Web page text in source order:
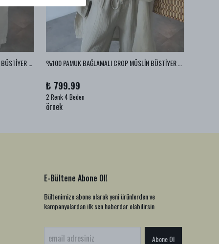
₺ 799.99
2 Renk 4 Beden
örnek
E-Bültene Abone Ol!
Bültenimize abone olarak yeni ürünlerden ve
kampanyalardan ilk sen haberdar olabilirsin
Abone Ol